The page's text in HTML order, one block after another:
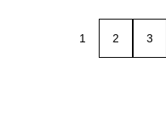
1 2 3